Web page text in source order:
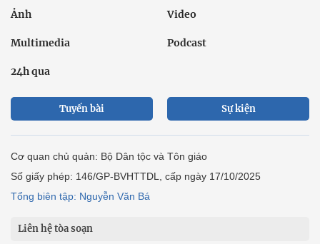
Ảnh Video
Multimedia Podcast
24h qua
Tuyến bài Sự kiện
Cơ quan chủ quản: Bộ Dân tộc và Tôn giáo
Số giấy phép: 146/GP-BVHTTDL, cấp ngày 17/10/2025
Tổng biên tập: Nguyễn Văn Bá
Liên hệ tòa soạn